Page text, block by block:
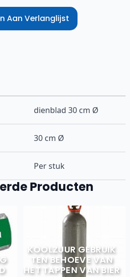
Aan Verlanglijst
dienblad 30 cm Ø
30 cm Ø
Per stuk
Producten
KOOLZUUR GEBRUIK
TEN BEHOEVE VAN
HET TAPPEN VAN BIER